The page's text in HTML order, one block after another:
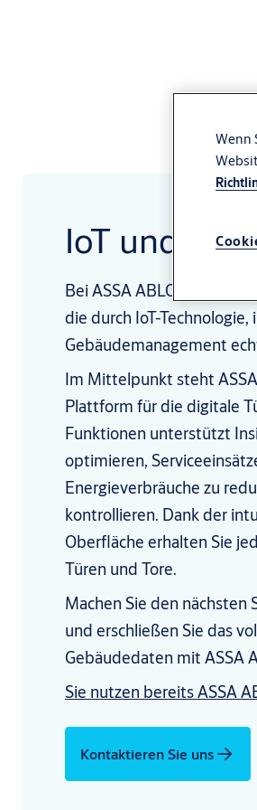
IoT und
Bei ASSA ABLOY
die durch IoT-
Gebäudemanagement
Im Mittelpunkt steht
Plattform für die digitale
Funktionen unterstützt
optimieren,
Energieverbräuche zu
kontrollieren. Dank der
Oberfläche erhalten Sie
Türen und Tore.
Machen Sie den
und erschließen Sie das
Gebäudedaten mit ASSA
Sie nutzen bereits ASSA
Kontaktieren Sie uns
Wenn